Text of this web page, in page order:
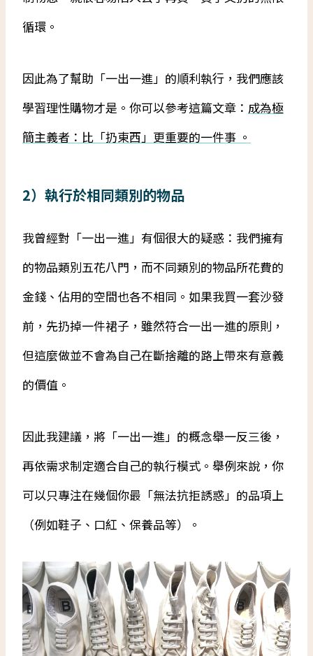
循環。
因此為了幫助「一出一進」的順利執行，我們應該
學習理性購物才是。你可以參考這篇文章： 成為極
簡主義者：比「扔東西」更重要的一件事 。
2） 執行於相同類別的物品
我曾經對「一出一進」有個很大的疑惑：我們擁有
的物品類別五花八門，而不同類別的物品所花費的
金錢、佔用的空間也各不相同。如果我買一套沙發
前，先扔掉一件裙子，雖然符合一出一進的原則，
但這麼做並不會為自己在斷捨離的路上帶來有意義
的價值。
因此我建議，將「一出一進」的概念舉一反三後，
再依需求制定適合自己的執行模式。舉例來說，你
可以只專注在幾個你最「無法抗拒誘惑」的品項上
（例如鞋子、口紅、保養品等）。